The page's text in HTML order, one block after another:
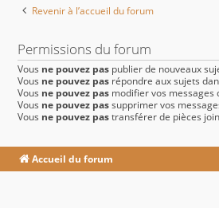
Revenir à l’accueil du forum
Permissions du forum
Vous ne pouvez pas publier de nouveaux
Vous ne pouvez pas répondre aux sujets
Vous ne pouvez pas modifier vos messages
Vous ne pouvez passupprimer vos
Vous ne pouvez pastransférer de pièces
Accueil du forum